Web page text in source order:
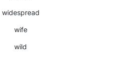
widespread
wife
wild